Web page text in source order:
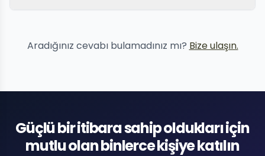
Aradığınız cevabı bulamadınız mı? Bize ulaşın.
Güçlü bir itibara sahip oldukları için
mutlu olan binlerce kişiye katılın